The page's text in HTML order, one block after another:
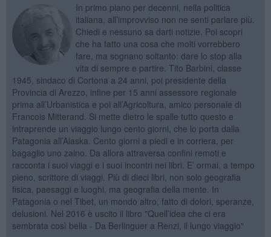
In primo piano per decenni, nella politica
italiana, all’improvviso non ne senti parlare più.
Chiedi e nessuno sa darti notizie. Poi scopri
che ha fatto una cosa che molti vorrebbero
fare, ma sognano soltanto: dare lo stop alla
vita di sempre e partire. Tito Barbini, classe
1945, sindaco di Cortona a 24 anni, poi presidente della
Provincia di Arezzo, infine per 15 anni assessore regionale
prima all’Urbanistica e poi all’Agricoltura, amico personale di
Francois Mitterand. Si mette dietro le spalle tutto questo e
intraprende un viaggio lungo cento giorni, che lo porta dalla
Patagonia all’Alaska. Cento giorni a piedi e in corriera, per
bagaglio uno zaino. Da allora attraversa confini remoti e
racconta i suoi viaggi e i suoi incontri nei libri. E’ ormai, a tempo
pieno, scrittore di viaggi. Più di dieci libri, non solo geografia
fisica, paesaggi e luoghi, ma geografia della mente. In
Patagonia o nel Tibet, un mondo altro, fatto di dolori, speranze,
delusioni. Nel 2016 è uscito il libro "Quell’idea che ci era
sembrata così bella - Da Berlinguer a Renzi, il lungo viaggio"